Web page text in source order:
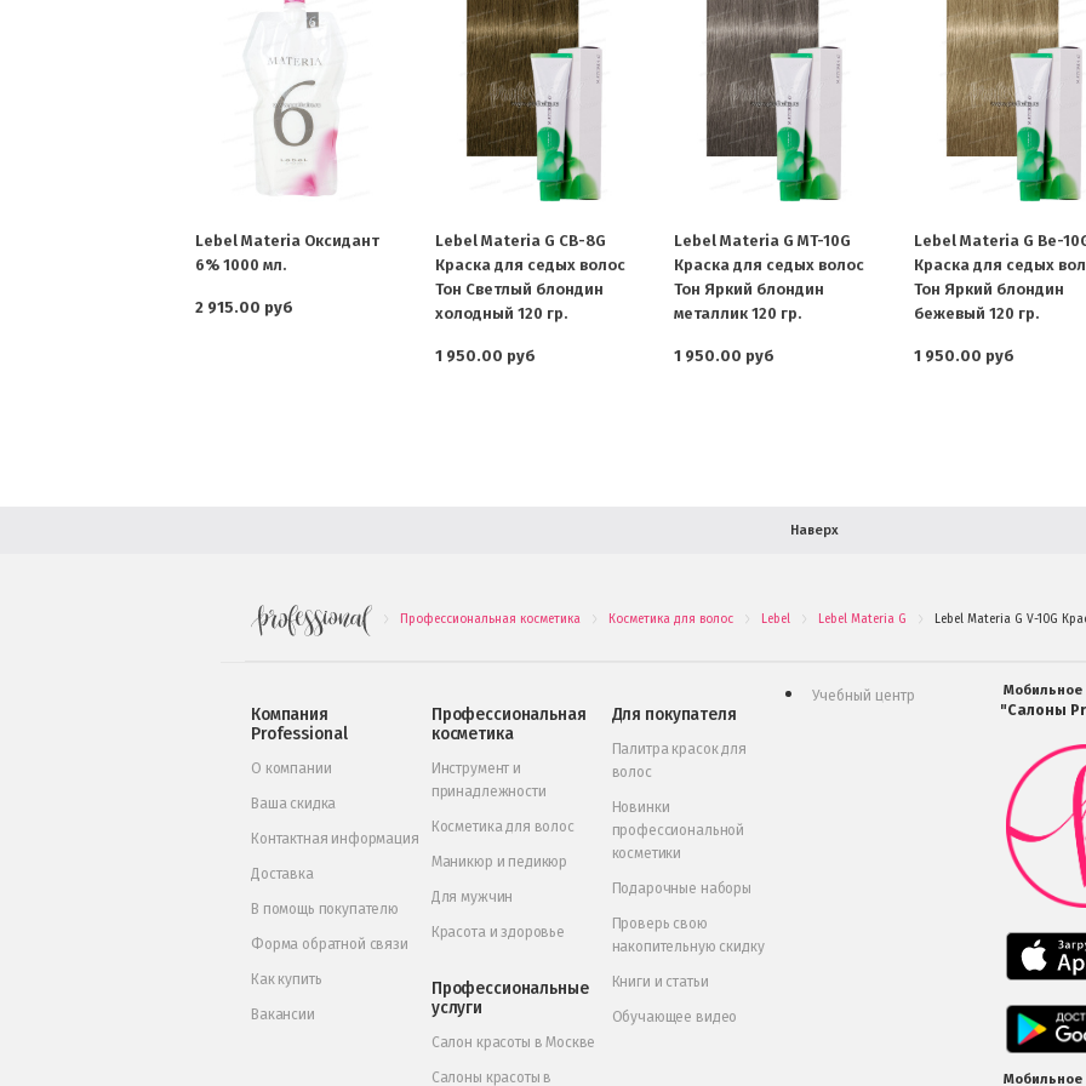
Lebel Materia Оксидант
6% 1000 мл.
2 915.00 руб
Lebel Materia G CB-8G
Краска для седых волос
Тон Светлый блондин
холодный 120 гр.
1 950.00 руб
Lebel Materia G MT-10G
Краска для седых волос
Тон Яркий блондин
металлик 120 гр.
1 950.00 руб
Lebel Materia G Be-
Краска для седых
Тон Яркий блондин
бежевый 120 гр.
1 950.00 руб
Наверх
Профессиональная косметика Косметика для волос Lebel Lebel Materia G Lebel Materia G V-10G
Компания
Professional
О компании
Ваша скидка
Контактная информация
Доставка
В помощь покупателю
Форма обратной связи
Как купить
Вакансии
Профессиональная
косметика
Инструмент и
принадлежности
Косметика для волос
Маникюр и педикюр
Для мужчин
Красота и здоровье
Профессиональные
услуги
Салон красоты в Москве
Салоны красоты в
Для покупателя
Палитра красок для
волос
Новинки
профессиональной
косметики
Подарочные наборы
Проверь свою
накопительную скидку
Книги и статьи
Обучающее видео
Учебный центр Мобильное
"Салоны
Мобильное